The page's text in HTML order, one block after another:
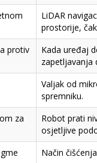
LiDAR
prostorije,
protiv
Kada uređaj
zapetljavanja
Valjak od
spremniku.
za
Robot prati
osjetljive
Način